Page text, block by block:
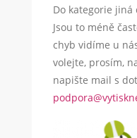
Do kategorie jiná
Jsou to méně
chyb vidíme u
volejte, prosím,
napište mail s